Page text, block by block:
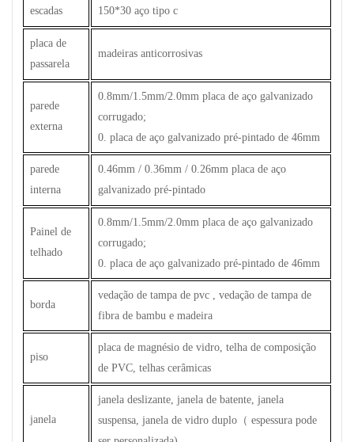
escadas 150*30 aço tipo c
placa de
passarela
madeiras anticorrosivas
parede
externa
0.8mm/1.5mm/2.0mm placa de aço galvanizado
corrugado;
0. placa de aço galvanizado pré-pintado de 46mm
parede
interna
0.46mm / 0.36mm / 0.26mm placa de aço
galvanizado pré-pintado
Painel de
telhado
0.8mm/1.5mm/2.0mm placa de aço galvanizado
corrugado;
0. placa de aço galvanizado pré-pintado de 46mm
borda
vedação de tampa de pvc , vedação de tampa de
fibra de bambu e madeira
piso
placa de magnésio de vidro, telha de composição
de PVC, telhas cerâmicas
janela
janela deslizante, janela de batente, janela
suspensa, janela de vidro duplo （ espessura pode